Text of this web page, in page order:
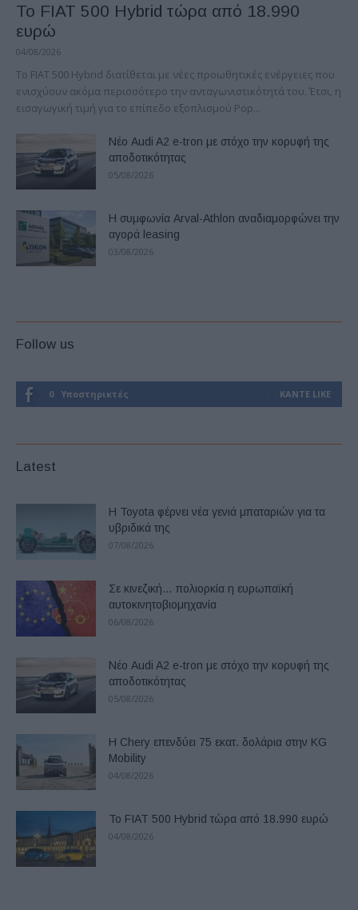
Το FIAT 500 Hybrid τώρα από 18.990
ευρώ
04/08/2026
Το FIAT 500 Hybrid διατίθεται με νέες προωθητικές ενέργειες που
ενισχύουν ακόμα περισσότερο την ανταγωνιστικότητά του. Έτσι, η
εισαγωγική τιμή για το επίπεδο εξοπλισμού Pop...
Νέο Audi A2 e-tron με στόχο την κορυφή της
αποδοτικότητας
05/08/2026
Η συμφωνία Arval-Athlon αναδιαμορφώνει την
αγορά leasing
03/08/2026
Follow us
0 Υποστηρικτές ΚΆΝΤΕ LIKE
Latest
Η Toyota φέρνει νέα γενιά μπαταριών για τα
υβριδικά της
07/08/2026
Σε κινεζική… πολιορκία η ευρωπαϊκή
αυτοκινητοβιομηχανία
06/08/2026
Νέο Audi A2 e-tron με στόχο την κορυφή της
αποδοτικότητας
05/08/2026
Η Chery επενδύει 75 εκατ. δολάρια στην KG
Mobility
04/08/2026
Το FIAT 500 Hybrid τώρα από 18.990 ευρώ
04/08/2026